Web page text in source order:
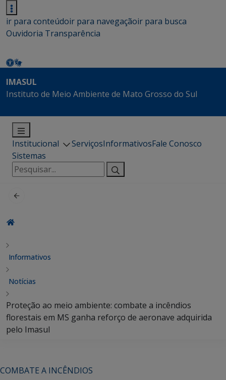
ir para conteúdoir para navegaçãoir para busca
Ouvidoria Transparência
IMASUL
Instituto de Meio Ambiente de Mato Grosso do Sul
Institucional ServiçosInformativosFale Conosco
Sistemas
Pesquisar
por:
Informativos
Notícias
Proteção ao meio ambiente: combate a incêndios
florestais em MS ganha reforço de aeronave adquirida
pelo Imasul
COMBATE A INCÊNDIOS